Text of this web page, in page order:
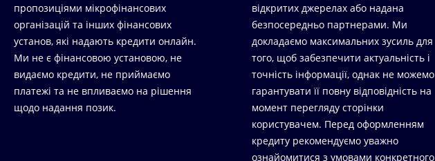
пропозиціями мікрофінансових
організацій та інших фінансових
установ, які надають кредити онлайн.
Ми не є фінансовою установою, не
видаємо кредити, не приймаємо
платежі та не впливаємо на рішення
щодо надання позик.
відкритих джерелах або надана
безпосередньо партнерами. Ми
докладаємо максимальних зусиль для
того, щоб забезпечити актуальність і
точність інформації, однак не можемо
гарантувати її повну відповідність на
момент перегляду сторінки
користувачем. Перед оформленням
кредиту рекомендуємо уважно
ознайомитися з умовами конкретного